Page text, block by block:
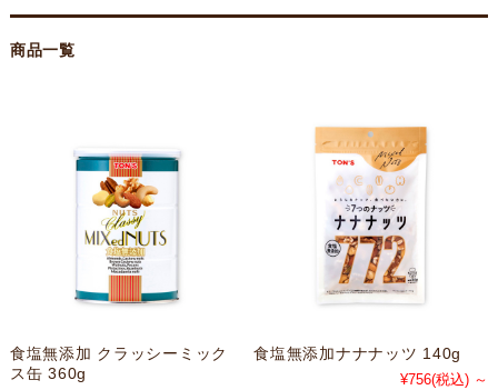
商品一覧
食塩無添加 クラッシーミック
ス缶 360g
食塩無添加ナナナッツ 140g
¥756(税込) ～